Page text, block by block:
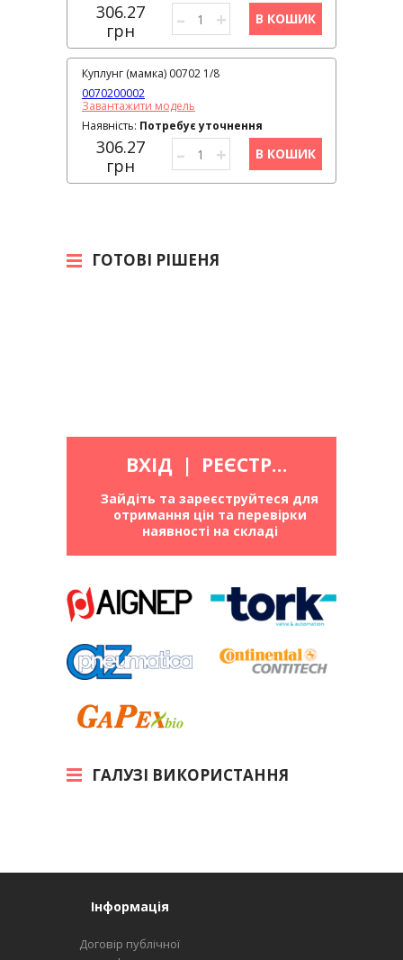
ГОТОВІ РІШЕНЯ
306.27
грн
– + В КОШИК
0070200002
Завантажити модель
Куплунг (мамка) 00702 1/8
306.27
грн
Наявність: Потребує уточнення
– + В КОШИК
ВХІД | РЕЄСТРАЦІЯ
Зайдіть та зареєструйтеся для
отримання цін та перевірки
наявності на складі
ГАЛУЗІ ВИКОРИСТАННЯ
Інформація
Договір публічної